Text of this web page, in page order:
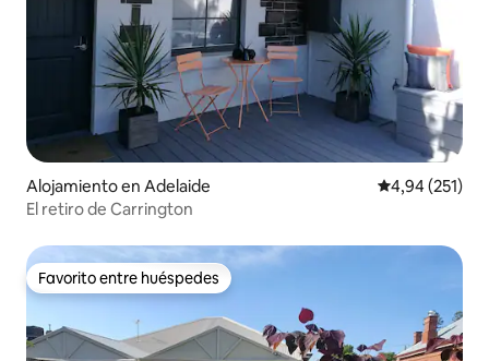
Alojamiento en Adelaide Calificación
4,94 (251)
El retiro de Carrington
Favorito entre huéspedes
Favorito entre huéspedes